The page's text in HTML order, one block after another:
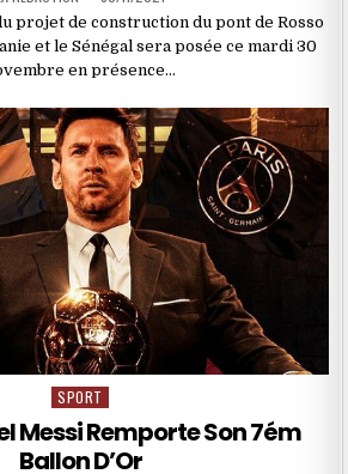
projet de construction du pont de Rosso
et le Sénégal sera posée ce mardi 30
en présence…
Posted
SPORT
Messi Remporte Son 7ém
Ballon D’Or